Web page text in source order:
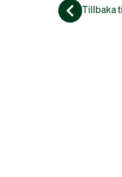
Tillbaka